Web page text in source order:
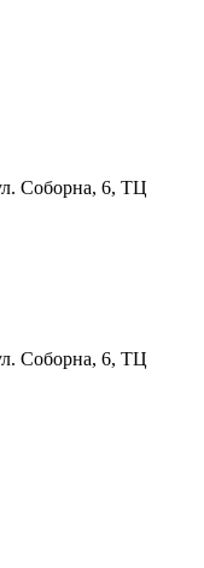
Соборна, 6, ТЦ
Соборна, 6, ТЦ